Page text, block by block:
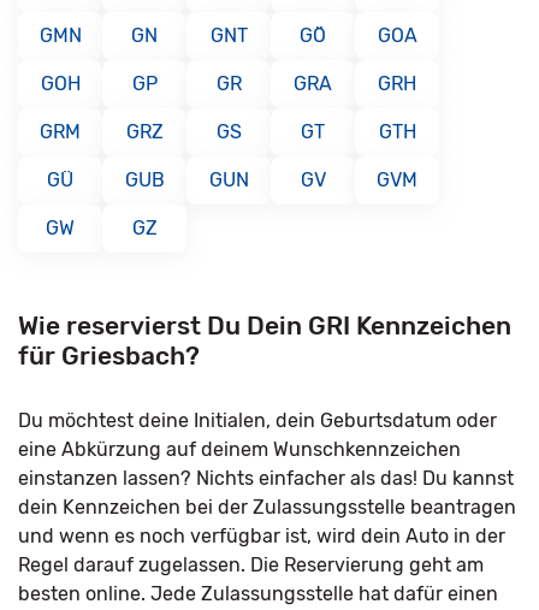
GMN GN GNT GÖ GOA
GOH GP GR GRA GRH
GRM GRZ GS GT GTH
GÜ GUB GUN GV GVM
GW GZ
Wie reservierst Du Dein GRI Kennzeichen
für Griesbach?
Du möchtest deine Initialen, dein Geburtsdatum oder
eine Abkürzung auf deinem Wunschkennzeichen
einstanzen lassen? Nichts einfacher als das! Du kannst
dein Kennzeichen bei der Zulassungsstelle beantragen
und wenn es noch verfügbar ist, wird dein Auto in der
Regel darauf zugelassen. Die Reservierung geht am
besten online. Jede Zulassungsstelle hat dafür einen